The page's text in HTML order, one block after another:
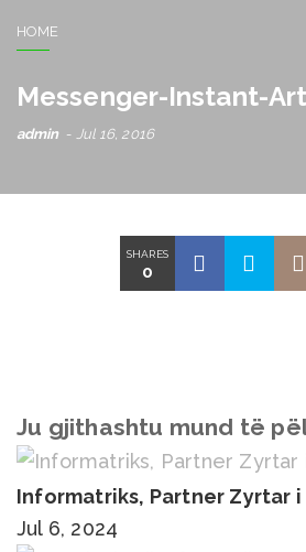
HOME
Messenger-Instant-
admin Jul 16, 2016
SHARES
0
Ju gjithashtu mund të
Informatriks, Partner Zyrtar
Jul 6, 2024